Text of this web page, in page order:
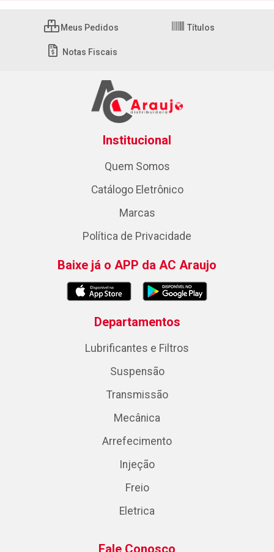
Meus Pedidos Títulos
Notas Fiscais
Institucional
Quem Somos
Catálogo Eletrônico
Marcas
Política de Privacidade
Baixe já o APP da AC Araujo
Departamentos
Lubrificantes e Filtros
Suspensão
Transmissão
Mecânica
Arrefecimento
Injeção
Freio
Eletrica
Fale Conosco